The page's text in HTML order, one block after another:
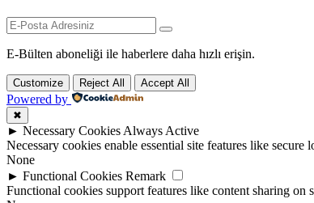
E-Bülten aboneliği ile haberlere daha hızlı erişin.
Customize Reject All Accept All
Powered by
✖
► Necessary Cookies Always Active
Necessary cookies enable essential site features like
None
► Functional Cookies Remark
Functional cookies support features like content sharing